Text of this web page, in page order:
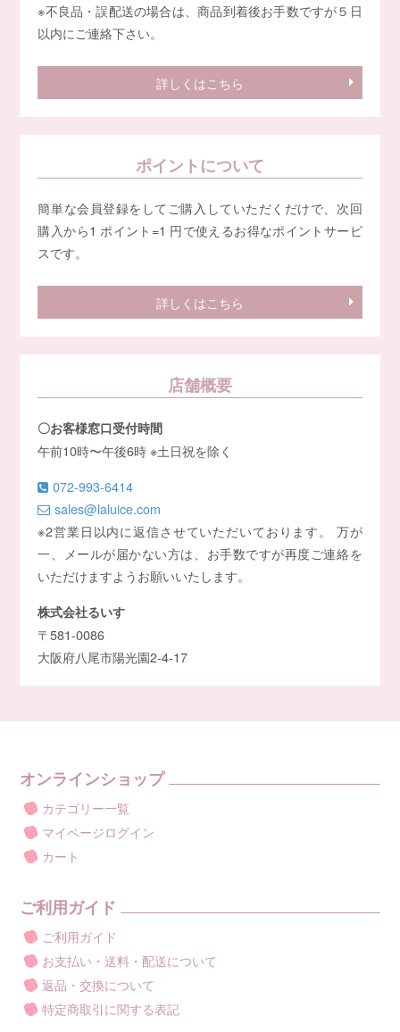
※不良品・誤配送の場合は、商品到着後お手数ですが５日
以内にご連絡下さい。
詳しくはこちら
ポイントについて
簡単な会員登録をしてご購入していただくだけで、次回
購入から1 ポイント=1 円で使えるお得なポイントサービ
スです。
詳しくはこちら
店舗概要
〇お客様窓口受付時間
午前10時〜午後6時 ※土日祝を除く
072-993-6414
sales@laluice.com
※2営業日以内に返信させていただいております。 万が
一、メールが届かない方は、お手数ですが再度ご連絡を
いただけますようお願いいたします。
株式会社るいす
〒581-0086
大阪府八尾市陽光園2-4-17
オンラインショップ
カテゴリー一覧
マイページログイン
カート
ご利用ガイド
ご利用ガイド
お支払い・送料・配送について
返品・交換について
特定商取引に関する表記